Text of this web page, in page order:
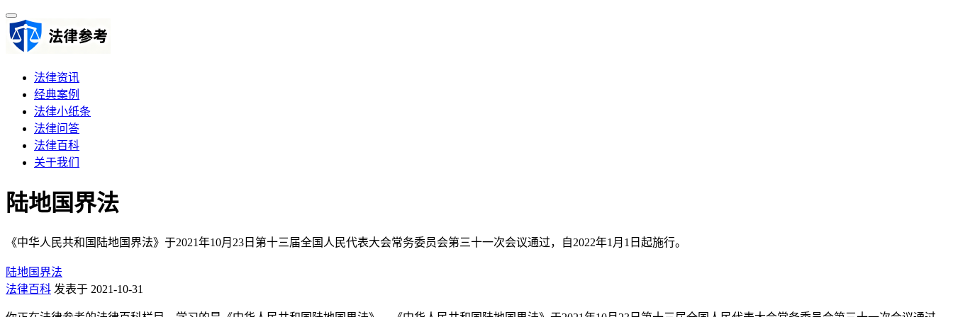
法律资讯
经典案例
法律小纸条
法律问答
法律百科
关于我们
陆地国界法
《中华人民共和国陆地国界法》于2021年10月23日第十三届全国人民代表大会常务委员会第三十一次会议通过，自2022年1月1日起施行。
陆地国界法
法律百科 发表于 2021-10-31